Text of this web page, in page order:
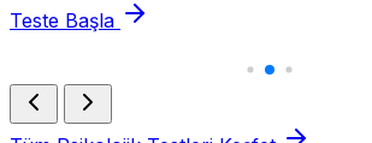
Teste Başla